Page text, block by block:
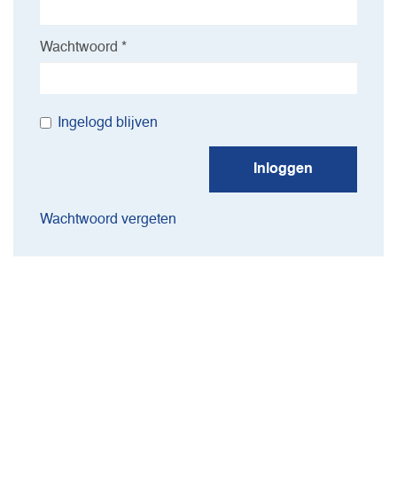
Wachtwoord *
Ingelogd blijven
Inloggen
Wachtwoord vergeten